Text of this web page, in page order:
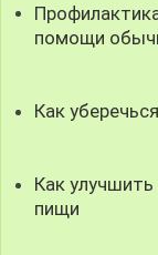
помощи
Как
Как
пищи